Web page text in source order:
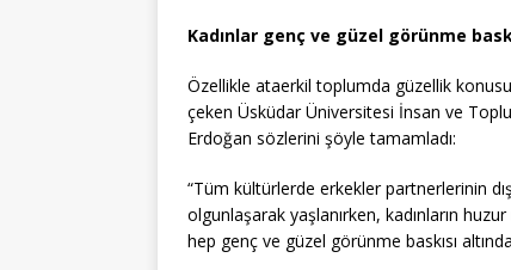
Kadınlar genç ve güzel görünme
Özellikle ataerkil toplumda güzellik
çeken Üsküdar Üniversitesi İnsan ve
Erdoğan sözlerini şöyle tamamladı:
“Tüm kültürlerde erkekler partnerlerinin
olgunlaşarak yaşlanırken, kadınların
hep genç ve güzel görünme baskısı